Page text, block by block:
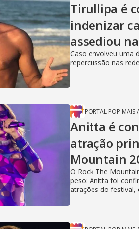
Tirullipa é
indenizar
assediou na
Caso envolveu uma
repercussão nas
PORTAL POP MAIS/
Anitta é
atração
Mountain
O Rock The
peso: Anitta foi
atrações do festival,